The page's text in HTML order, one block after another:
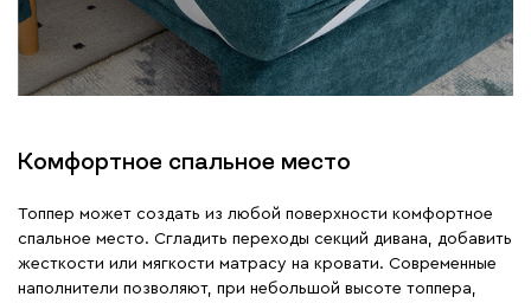
Комфортное спальное место
Топпер может создать из любой поверхности комфортное
спальное место. Сгладить переходы секций дивана, добавить
жесткости или мягкости матрасу на кровати. Современные
наполнители позволяют, при небольшой высоте топпера,